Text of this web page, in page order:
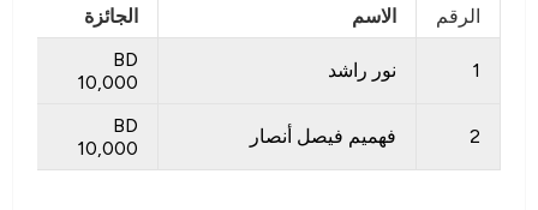
الرقم الاسم الجائزة
1 نور راشد
BD
10,000
2 فهميم فيصل أنصار
BD
10,000